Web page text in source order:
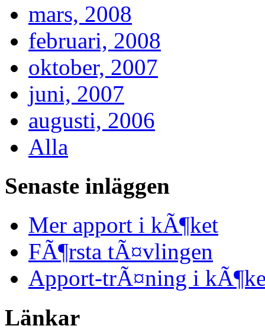
mars, 2008
februari, 2008
oktober, 2007
juni, 2007
augusti, 2006
Alla
Senaste inläggen
Mer apport i kÃ¶ket
FÃ¶rsta tÃ¤vlingen
Apport-trÃ¤ning i
Länkar